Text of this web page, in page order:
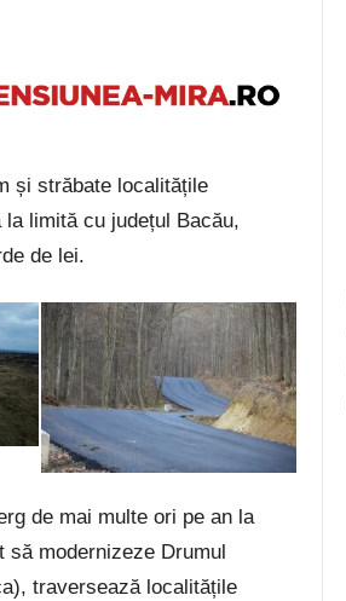
și străbate localitățile
limită cu județul Bacău,
de lei.
de mai multe ori pe an la
modernizeze Drumul
traversează localitățile